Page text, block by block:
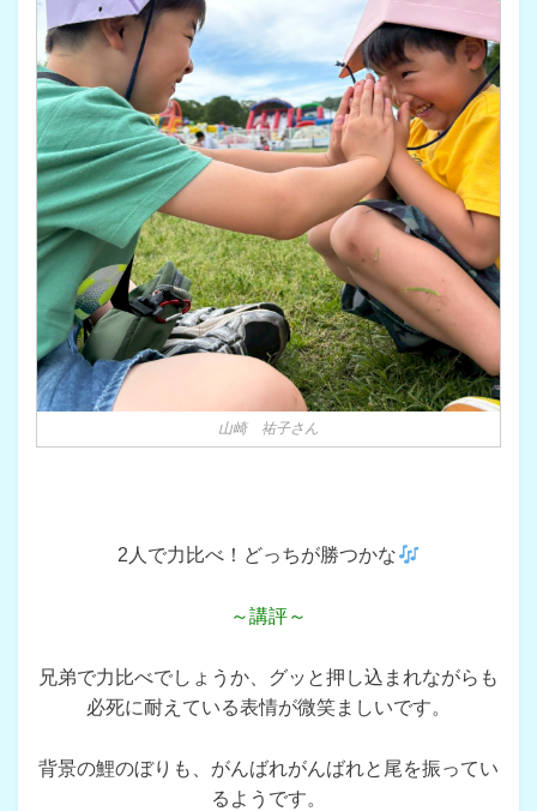
山崎 祐子さん
2人で力比べ！どっちが勝つかな
～講評～
兄弟で力比べでしょうか、グッと押し込まれながらも
必死に耐えている表情が微笑ましいです。
背景の鯉のぼりも、がんばれがんばれと尾を振ってい
るようです。